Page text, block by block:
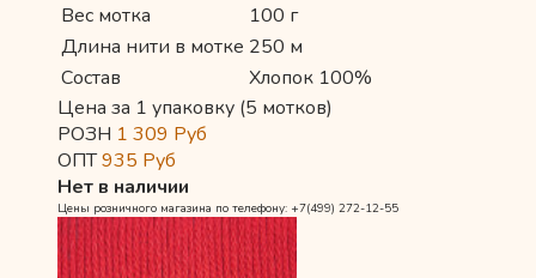
Вес мотка
100 г
Длина нити в мотке 250 м
Состав
Хлопок 100%
Цена за 1 упаковку (5 мотков)
РОЗН 1 309 Руб
ОПТ935 Руб
Нет в наличии
Цены розничного магазина по телефону: +7(499) 272-12-55